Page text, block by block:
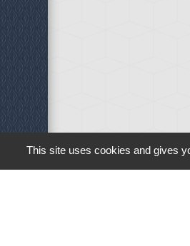
Horaires
This site uses cookies and gives